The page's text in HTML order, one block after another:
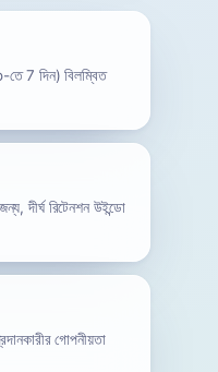
তে 7 দিন) বিলম্বিত
দীর্ঘ রিটেনশন উইন্ডো
গোপনীয়তা